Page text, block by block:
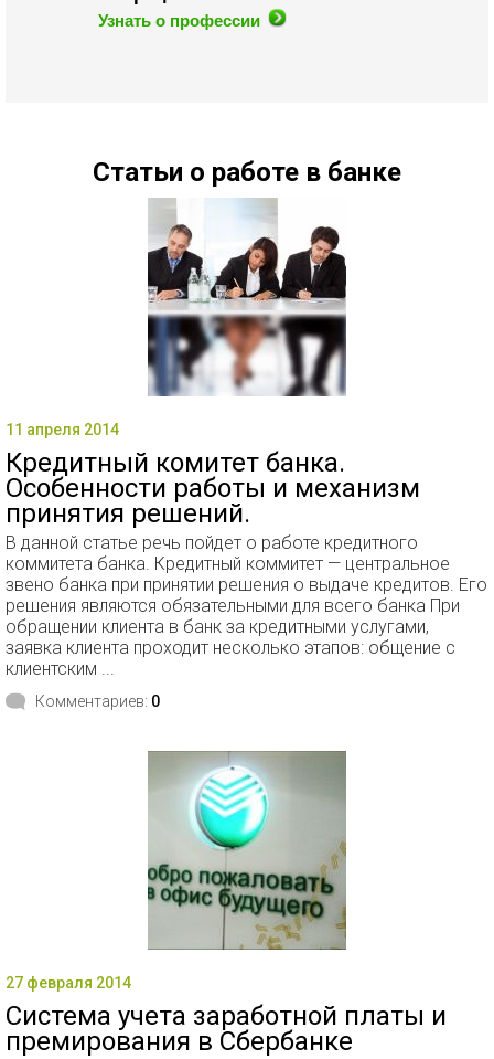
Узнать о профессии
Статьи о работе в банке
11 апреля 2014
Кредитный комитет банка.
Особенности работы и механизм
принятия решений.
В данной статье речь пойдет о работе кредитного
коммитета банка. Кредитный коммитет — центральное
звено банка при принятии решения о выдаче кредитов. Его
решения являются обязательными для всего банка При
обращении клиента в банк за кредитными услугами,
заявка клиента проходит несколько этапов: общение с
клиентским ...
Комментариев: 0
27 февраля 2014
Система учета заработной платы и
премирования в Сбербанке